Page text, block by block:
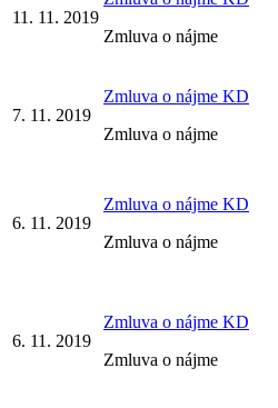
11. 11. 2019
Zmluva o nájme
7. 11. 2019
Zmluva o nájme KD
Zmluva o nájme
6. 11. 2019
Zmluva o nájme KD
Zmluva o nájme
6. 11. 2019
Zmluva o nájme KD
Zmluva o nájme